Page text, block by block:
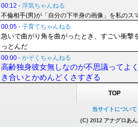
00:12 - 浮気ちゃんねる
不倫相手(男)が「自分の下半身の画像」を私のス
00:05 - 子育てちゃんねる
急いで曲がり角を曲がったとき、すごい衝撃
っとんだ
00:00 - かぞくちゃんねる
高齢独身彼女無しなのが不思議ってよ
き合いとかめんどくさすぎる
TOP
当サイトについて
(C) 2012 アナグロあ